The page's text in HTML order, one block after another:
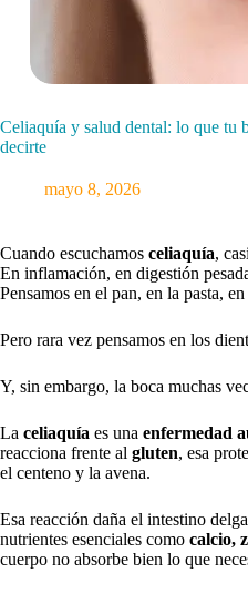
Celiaquía y salud dental: lo que tu
decirte
mayo 8, 2026
Cuando escuchamos celiaquía,
En inflamación, en digestión
Pensamos en el pan, en la pasta,
Pero rara vez pensamos en los
Y, sin embargo, la boca muchas
La celiaquía es una enfermedad
reacciona frente al gluten, esa
el centeno y la avena.
Esa reacción daña el intestino
nutrientes esenciales como calcio,
cuerpo no absorbe bien lo que